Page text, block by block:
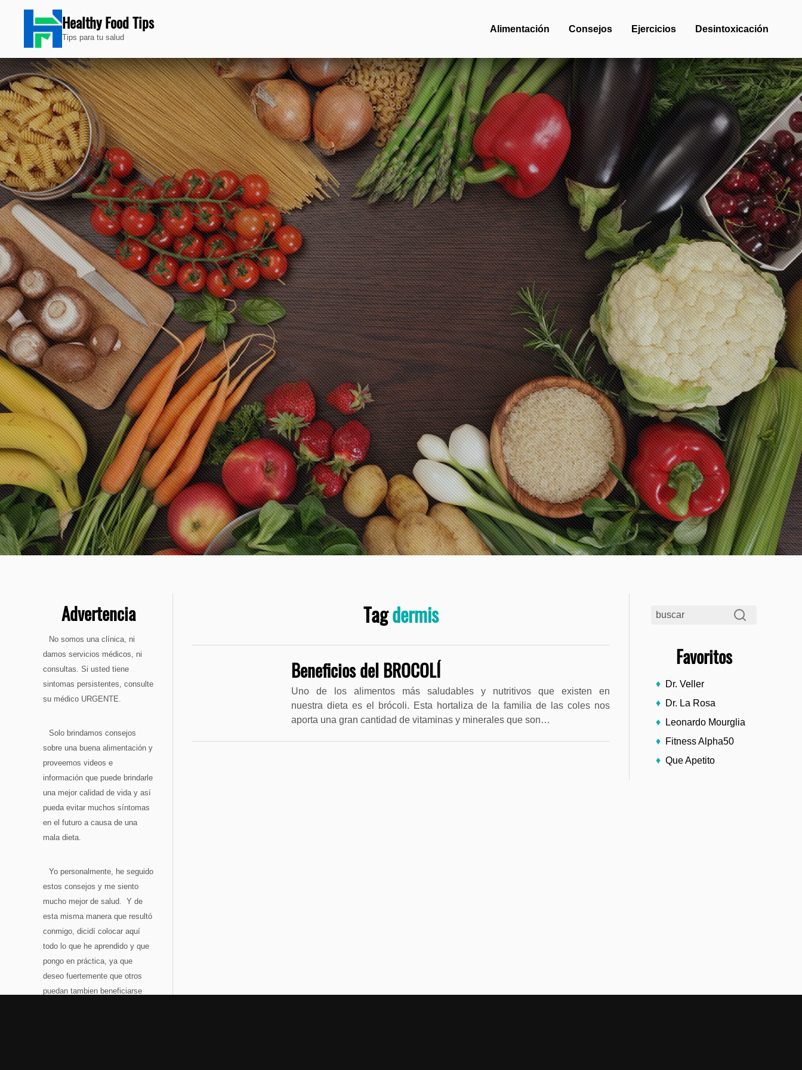
Healthy Food Tips
Tips para tu salud
Alimentación Consejos Ejercicios Desintoxicación
Advertencia
No somos una clínica, ni
damos servicios médicos, ni
consultas. Si usted tiene
sintomas persistentes, consulte
su médico URGENTE.
Solo brindamos consejos
sobre una buena alimentación y
proveemos videos e
información que puede brindarle
una mejor calidad de vida y así
pueda evitar muchos síntomas
en el futuro a causa de una
mala dieta.
Yo personalmente, he seguido
estos consejos y me siento
mucho mejor de salud. Y de
esta misma manera que resultó
conmigo, dicidí colocar aquí
todo lo que he aprendido y que
pongo en práctica, ya que
deseo fuertemente que otros
puedan tambien beneficiarse
Favoritos
Dr. Veller
Dr. La Rosa
Leonardo Mourglia
Fitness Alpha50
Que Apetito
Tagdermis
Beneficios del BROCOLÍ
Uno de los alimentos más saludables y nutritivos que existen en
nuestra dieta es el brócoli. Esta hortaliza de la familia de las coles nos
aporta una gran cantidad de vitaminas y minerales que son…